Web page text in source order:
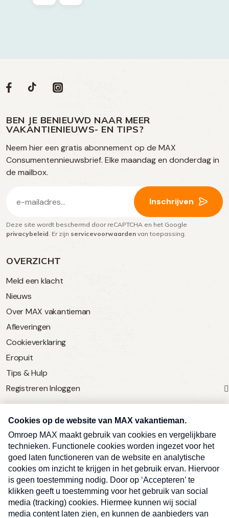
OVERZICHT
Meld een klacht
Nieuws
Over MAX vakantieman
Afleveringen
Cookieverklaring
Eropuit
Tips & Hulp
Registreren Inloggen
SERVICE
Over Omroep MAX
MAX Vandaag
MAX Meldpunt
Pers
Contact
Algemene voorwaarden
Volg
op
social
media
Social
Volg
op
Facebook
Volg
op
TikTok
Volg
op
Instagram
BEN JE BENIEUWD NAAR MEER
VAKANTIENIEUWS- EN TIPS?
Neem hier een gratis abonnement op de MAX
Consumentennieuwsbrief. Elke maandag en donderdag in
de mailbox.
mailadres
(Vereist)
Inschrijven
Deze site wordt beschermd door reCAPTCHA en het Google
privacybeleid. Er zijn servicevoorwaarden van toepassing.